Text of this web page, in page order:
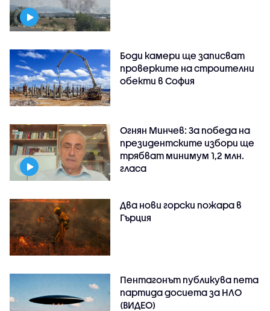
Боди камери ще записват
проверките на строителни
обекти в София
Огнян Минчев: За победа на
президентските избори ще
трябват минимум 1,2 млн.
гласа
Два нови горски пожара в
Гърция
Пентагонът публикува пета
партида досиета за НЛО
(ВИДЕО)